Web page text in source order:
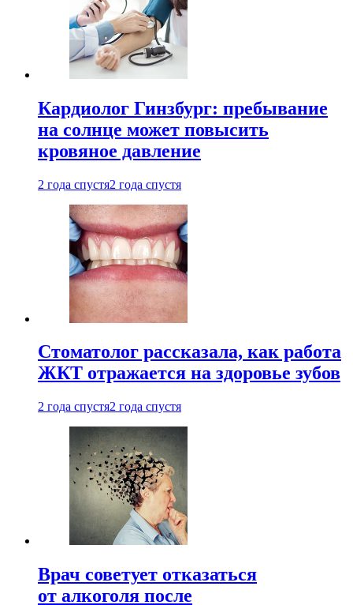
Кардиолог Гинзбург: пребывание
на солнце может повысить
кровяное давление
2 года спустя2 года спустя
Стоматолог рассказала, как работа
ЖКТ отражается на здоровье зубов
2 года спустя2 года спустя
Врач советует отказаться
от алкоголя после